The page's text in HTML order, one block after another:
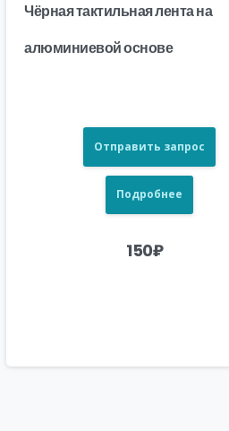
Чёрная тактильная лента на
алюминиевой основе
Отправить запрос
Подробнее
150₽